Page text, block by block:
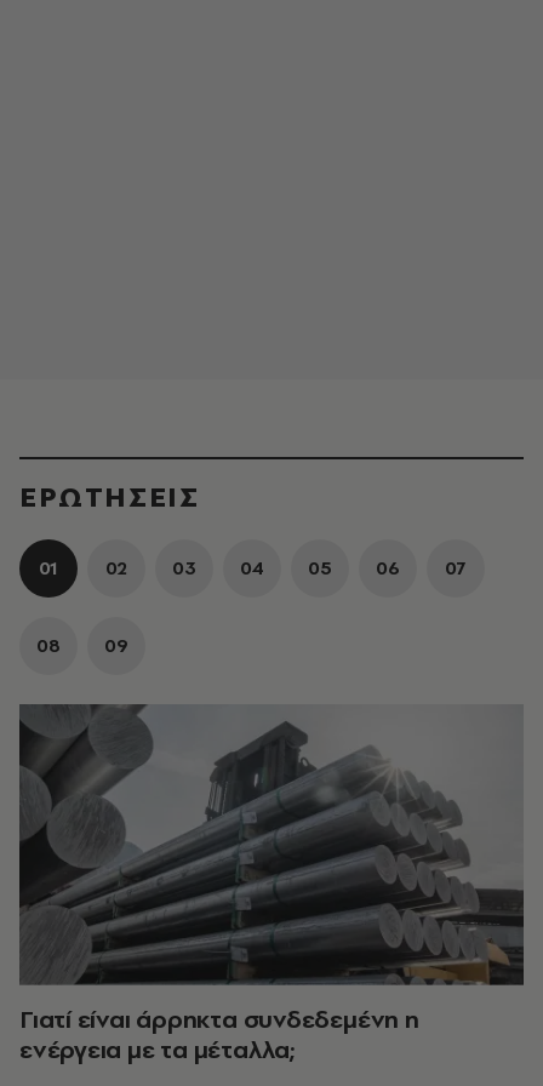
ΕΡΩΤΗΣΕΙΣ
01 02 03 04 05 06 07
08 09
Γιατί είναι άρρηκτα συνδεδεμένη η
ενέργεια με τα μέταλλα;